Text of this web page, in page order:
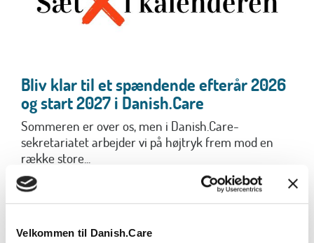
Velkommen til Danish.Care
Bliv klar til et spændende efterår 2026
og start 2027 i Danish.Care
Sommeren er over os, men i Danish.Care-
sekretariatet arbejder vi på højtryk frem mod en
række store...
Læs mere